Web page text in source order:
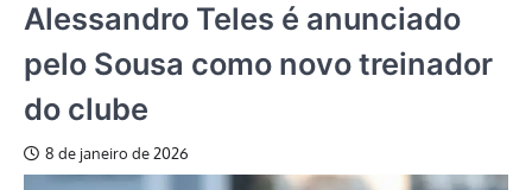
Alessandro Teles é anunciado
pelo Sousa como novo treinador
do clube
8 de janeiro de 2026